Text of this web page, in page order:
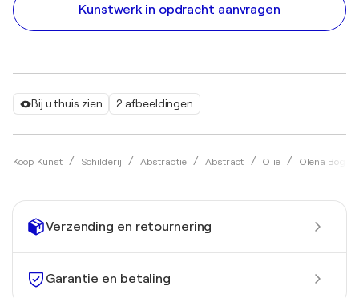
Bij u thuis zien 2 afbeeldingen
Koop Kunst Schilderij Abstractie Abstract Olie Olena
Kunstwerk in opdracht aanvragen
Verzending en retournering
Garantie en betaling